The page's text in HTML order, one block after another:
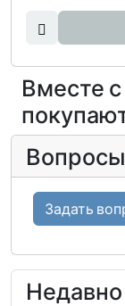
Вместе
Вопросы
Задать